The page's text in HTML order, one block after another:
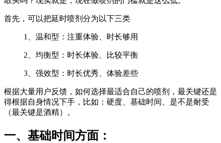
首先，可以把延时喷剂分为以下三类
1、温和型：注重体验、时长够用
2、均衡型：时长体验、比较平衡
3、强效型：时长优秀、体验差些
根据大量用户反馈，如何选择最适合自己的喷剂，最关键还是
得根据自身情况下手，比如：硬度、基础时间、是不是耐受
（最关键是酒精）。
一、基础时间方面：